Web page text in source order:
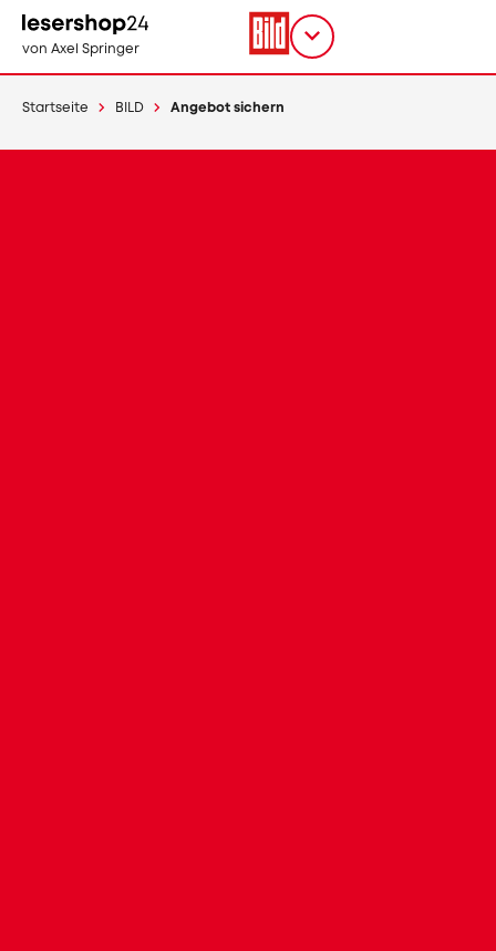
zum
Inhalt
von Axel Springer
Titel
Startseite BILD Angebot sichern